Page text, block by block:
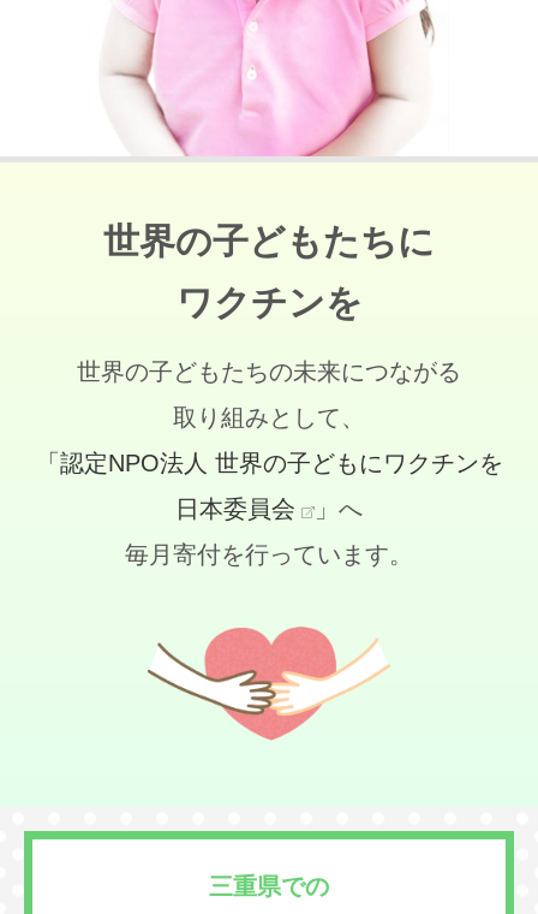
世界の子どもたちに
ワクチンを
世界の子どもたちの未来につながる
取り組みとして、
「認定NPO法人 世界の子どもにワクチンを
日本委員会
」へ
毎月寄付を行っています。
三重県での